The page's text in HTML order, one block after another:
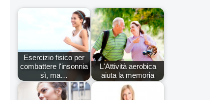
Esercizio fisico per
combattere l'insonnia
sì, ma…
L'Attività aerobica
aiuta la memoria